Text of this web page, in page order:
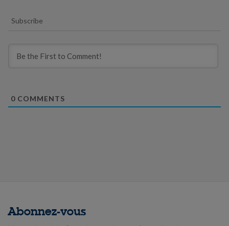
Subscribe
0 COMMENTS
Abonnez-vous